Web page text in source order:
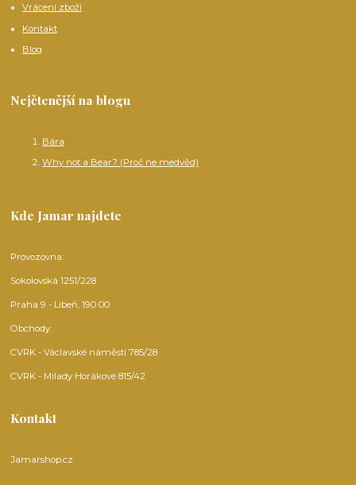
Vrácení zboží
Kontakt
Blog
Nejčtenější na blogu
Bára
Why not a Bear? (Proč ne medvěd)
Kde Jamar najdete
Provozovna:
Sokolovská 1251/228
Praha 9 - Libeň, 190 00
Obchody:
CVRK - Václavské náměstí 785/28
CVRK - Milady Horákové 815/42
Kontakt
Jamarshop.cz